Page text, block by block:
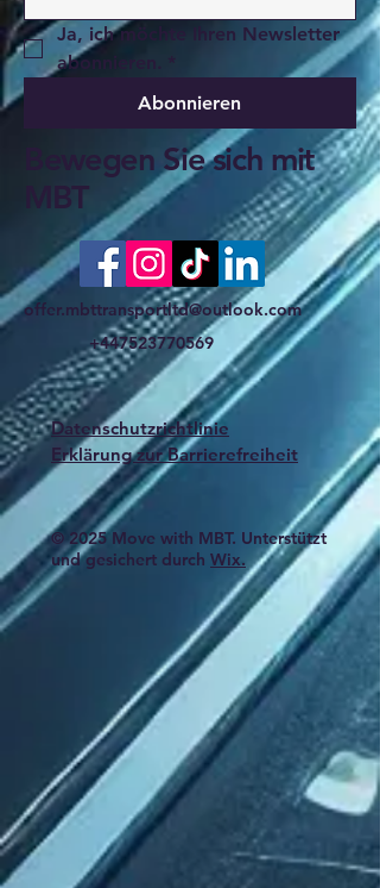
Ja, ich möchte Ihren Newsletter
abonnieren.
Abonnieren
Bewegen Sie sich mit
MBT
offer.mbttransportltd@outlook.com
+447523770569
Datenschutzrichtlinie
Erklärung zur Barrierefreiheit
© 2025 Move with MBT. Unterstützt
und gesichert durch Wix.